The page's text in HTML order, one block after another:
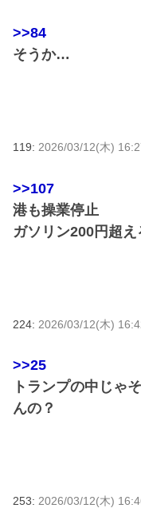
>>84
そうか…
119: 2026/03/12(木)
>>107
港も操業停止
ガソリン200円超え
224: 2026/03/12(木)
>>25
トランプの中じゃ
んの？
253: 2026/03/12(木)